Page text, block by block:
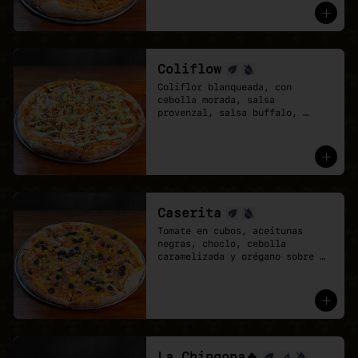
elegir, elige una que lo tenga
Coliflow
Coliflor blanqueada, con
cebolla morada, salsa
provenzal, salsa buffalo,
Caserita
Tomate en cubos, aceitunas
negras, choclo, cebolla
caramelizada y orégano sobre